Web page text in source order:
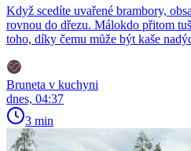
Když scedíte uvařené brambory,
rovnou do dřezu. Málokdo přitom
toho, díky čemu může být kaše
Bruneta v kuchyni
dnes, 04:37
3 min